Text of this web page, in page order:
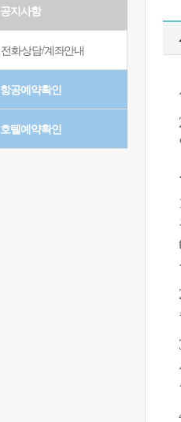
공지사항
전화상담/계좌안내
항공예약확인
호텔예약확인